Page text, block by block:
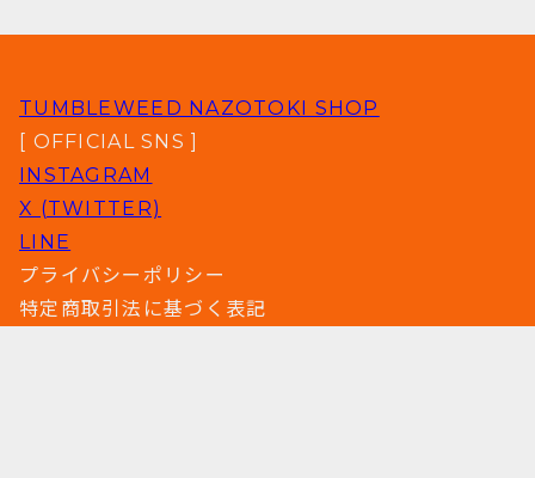
TUMBLEWEED NAZOTOKI SHOP
[ OFFICIAL SNS ]
INSTAGRAM
X (TWITTER)
LINE
プライバシーポリシー
特定商取引法に基づく表記